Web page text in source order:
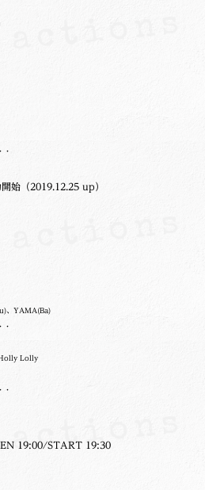
・
始（2019.12.25 up）
、YAMA(Ba)
・
Lolly
・
19:00/START 19:30